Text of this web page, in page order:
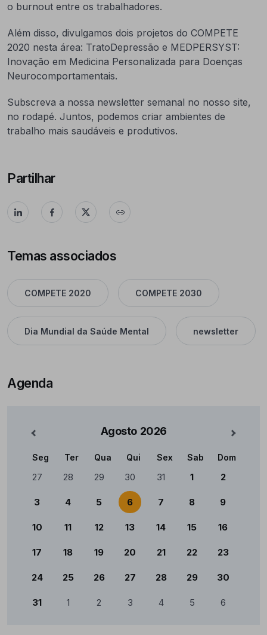
o burnout entre os trabalhadores.
Além disso, divulgamos dois projetos do COMPETE
2020 nesta área: TratoDepressão e MEDPERSYST:
Inovação em Medicina Personalizada para Doenças
Neurocomportamentais.
Subscreva a nossa newsletter semanal no nosso site,
no rodapé. Juntos, podemos criar ambientes de
trabalho mais saudáveis e produtivos.
Partilhar
Temas associados
COMPETE 2020 COMPETE 2030
Dia Mundial da Saúde Mental newsletter
Agenda
Agosto 2026 Mês
Calendário
Seg Ter Qua Qui Sex Sab Dom
27 28 29 30 31 1 2
3 4 5 6 7 8 9
10 11 12 13 14 15 16
17 18 19 20 21 22 23
24 25 26 27 28 29 30
31 1 2 3 4 5 6